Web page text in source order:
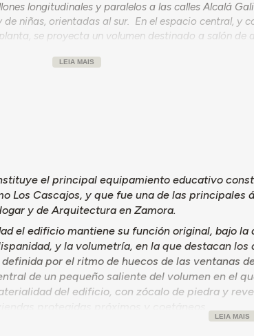
longitudinales y paralelos a las calles Alcalá
niñas, orientadas al sur. En el espacio central, y
se proyecta un volumen destinado a salón de
Católicos para poder usarse como zona de
LEIA MAIS
el principal equipamiento educativo
Los Cascajos, y que fue una de las
y de Arquitectura en Zamora.
el edificio mantiene su función original, bajo
y la volumetría, en la que destacan
por el ritmo de huecos de las ventanas
de un pequeño saliente del volumen en el
del edificio, con zócalo de piedra y
LEIA MAIS